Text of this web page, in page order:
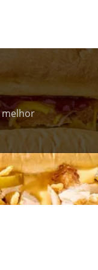
melhor